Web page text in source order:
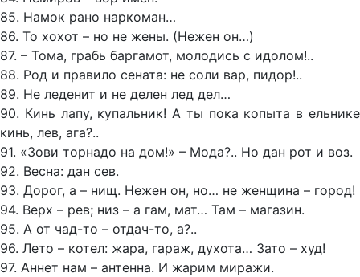
85. Намок рано наркоман…
86. То хохот – но не жены. (Нежен он…)
87. – Тома, грабь баргамот, молодись с идолом!..
88. Род и правило сената: не соли вар, пидор!..
89. Не леденит и не делен лед дел…
90. Кинь лапу, купальник! А ты пока копыта в ельнике
кинь, лев, ага?..
91. «Зови торнадо на дом!» – Мода?.. Но дан рот и воз.
92. Весна: дан сев.
93. Дорог, а – нищ. Нежен он, но… не женщина – город!
94. Верх – рев; низ – а гам, мат… Там – магазин.
95. А от чад-то – отдач-то, а?..
96. Лето – котел: жара, гараж, духота… Зато – худ!
97. Аннет нам – антенна. И жарим миражи.